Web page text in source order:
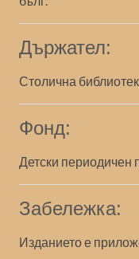
Държател:
Столична
Фонд:
Детски периодичен
Забележка:
Изданието е